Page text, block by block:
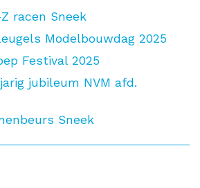
racen Sneek
Modelbouwdag 2025
Festival 2025
jubileum NVM afd.
Sneek